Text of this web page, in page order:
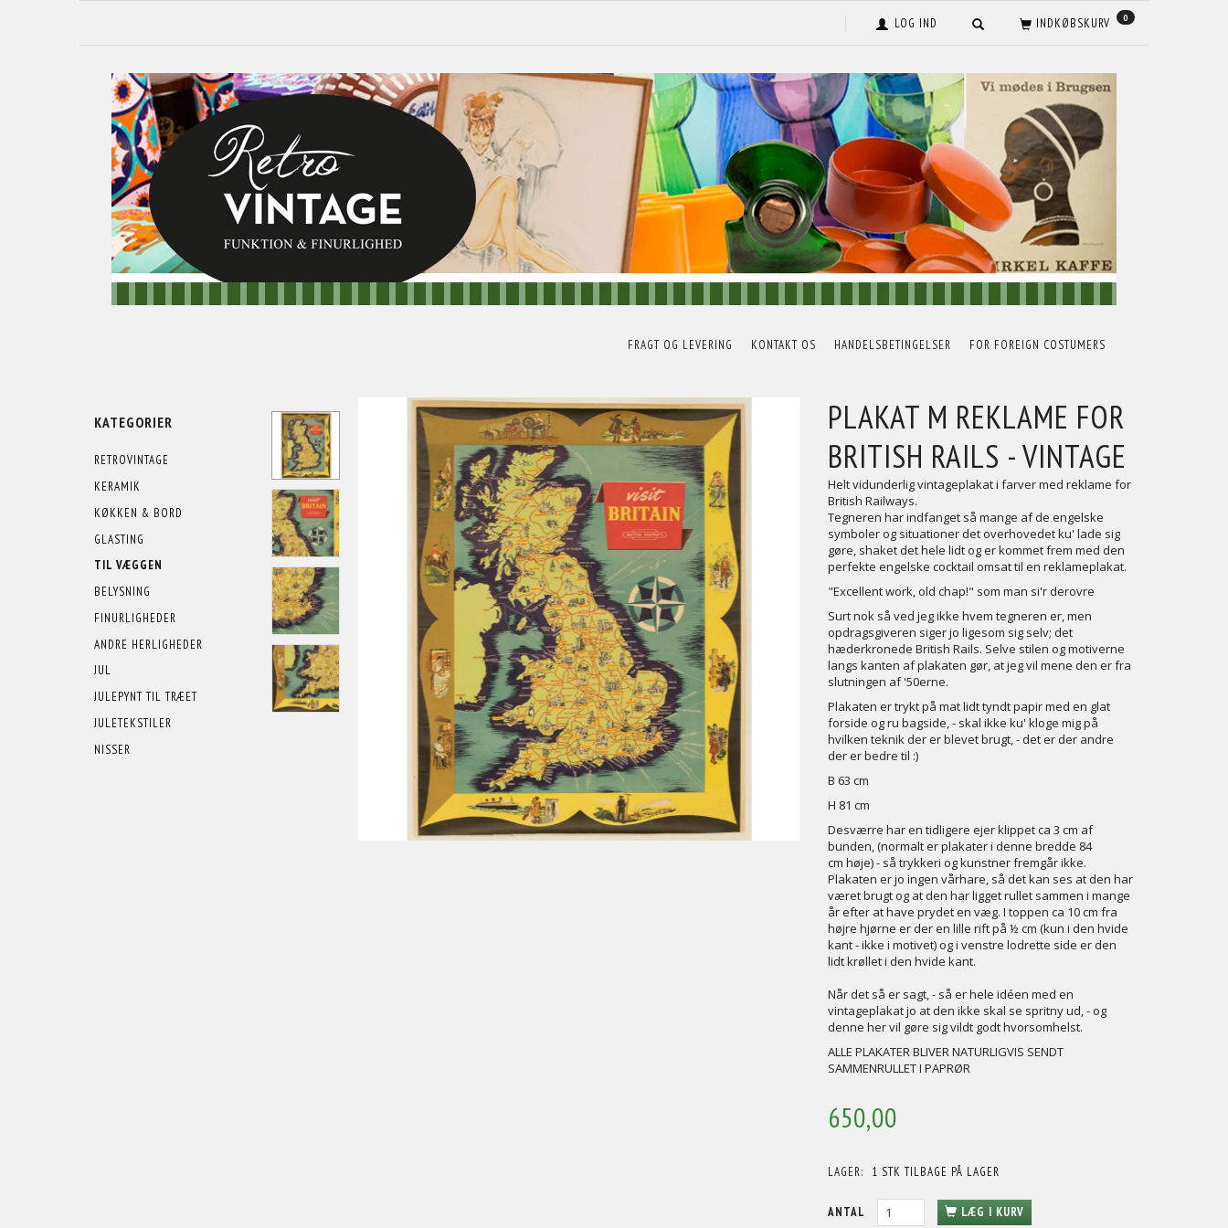
LOG IND INDKØBSKURV 0
FRAGT OG LEVERING KONTAKT OS HANDELSBETINGELSER FOR FOREIGN COSTUMERS
KATEGORIER
RETROVINTAGE
KERAMIK
KØKKEN & BORD
GLASTING
TIL VÆGGEN
BELYSNING
FINURLIGHEDER
ANDRE HERLIGHEDER
JUL
JULEPYNT TIL TRÆET
JULETEKSTILER
NISSER
PLAKAT M REKLAME FOR
BRITISH RAILS - VINTAGE
Helt vidunderlig vintageplakat i farver med reklame for
British Railways.
Tegneren har indfanget så mange af de engelske
symboler og situationer det overhovedet ku' lade sig
gøre, shaket det hele lidt og er kommet frem med den
perfekte engelske cocktail omsat til en reklameplakat.
"Excellent work, old chap!" som man si'r derovre
Surt nok så ved jeg ikke hvem tegneren er, men
opdragsgiveren siger jo ligesom sig selv; det
hæderkronede British Rails. Selve stilen og motiverne
langs kanten af plakaten gør, at jeg vil mene den er fra
slutningen af '50erne.
Plakaten er trykt på mat lidt tyndt papir med en glat
forside og ru bagside, - skal ikke ku' kloge mig på
hvilken teknik der er blevet brugt, - det er der andre
der er bedre til :)
B 63 cm
H 81 cm
Desværre har en tidligere ejer klippet ca 3 cm af
bunden, (normalt er plakater i denne bredde 84
cm høje) - så trykkeri og kunstner fremgår ikke.
Plakaten er jo ingen vårhare, så det kan ses at den har
været brugt og at den har ligget rullet sammen i mange
år efter at have prydet en væg. I toppen ca 10 cm fra
højre hjørne er der en lille rift på ½ cm (kun i den hvide
kant - ikke i motivet) og i venstre lodrette side er den
lidt krøllet i den hvide kant.
Når det så er sagt, - så er hele idéen med en
vintageplakat jo at den ikke skal se spritny ud, - og
denne her vil gøre sig vildt godt hvorsomhelst.
ALLE PLAKATER BLIVER NATURLIGVIS SENDT
SAMMENRULLET I PAPRØR
650,00
LAGER: 1 STK TILBAGE PÅ LAGER
ANTAL LÆG I KURV